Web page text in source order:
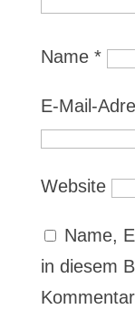
Name *
E-Mail-
Website
Name,
in diesem